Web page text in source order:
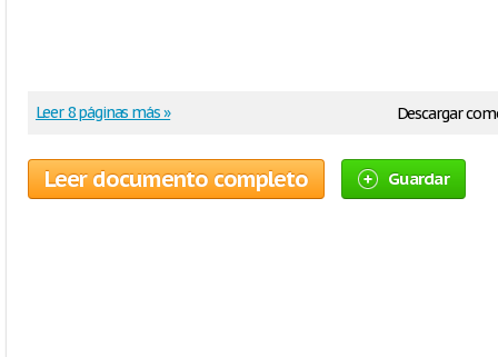
Descargar
Leer 8 páginas más »
Leer documento completo Guardar